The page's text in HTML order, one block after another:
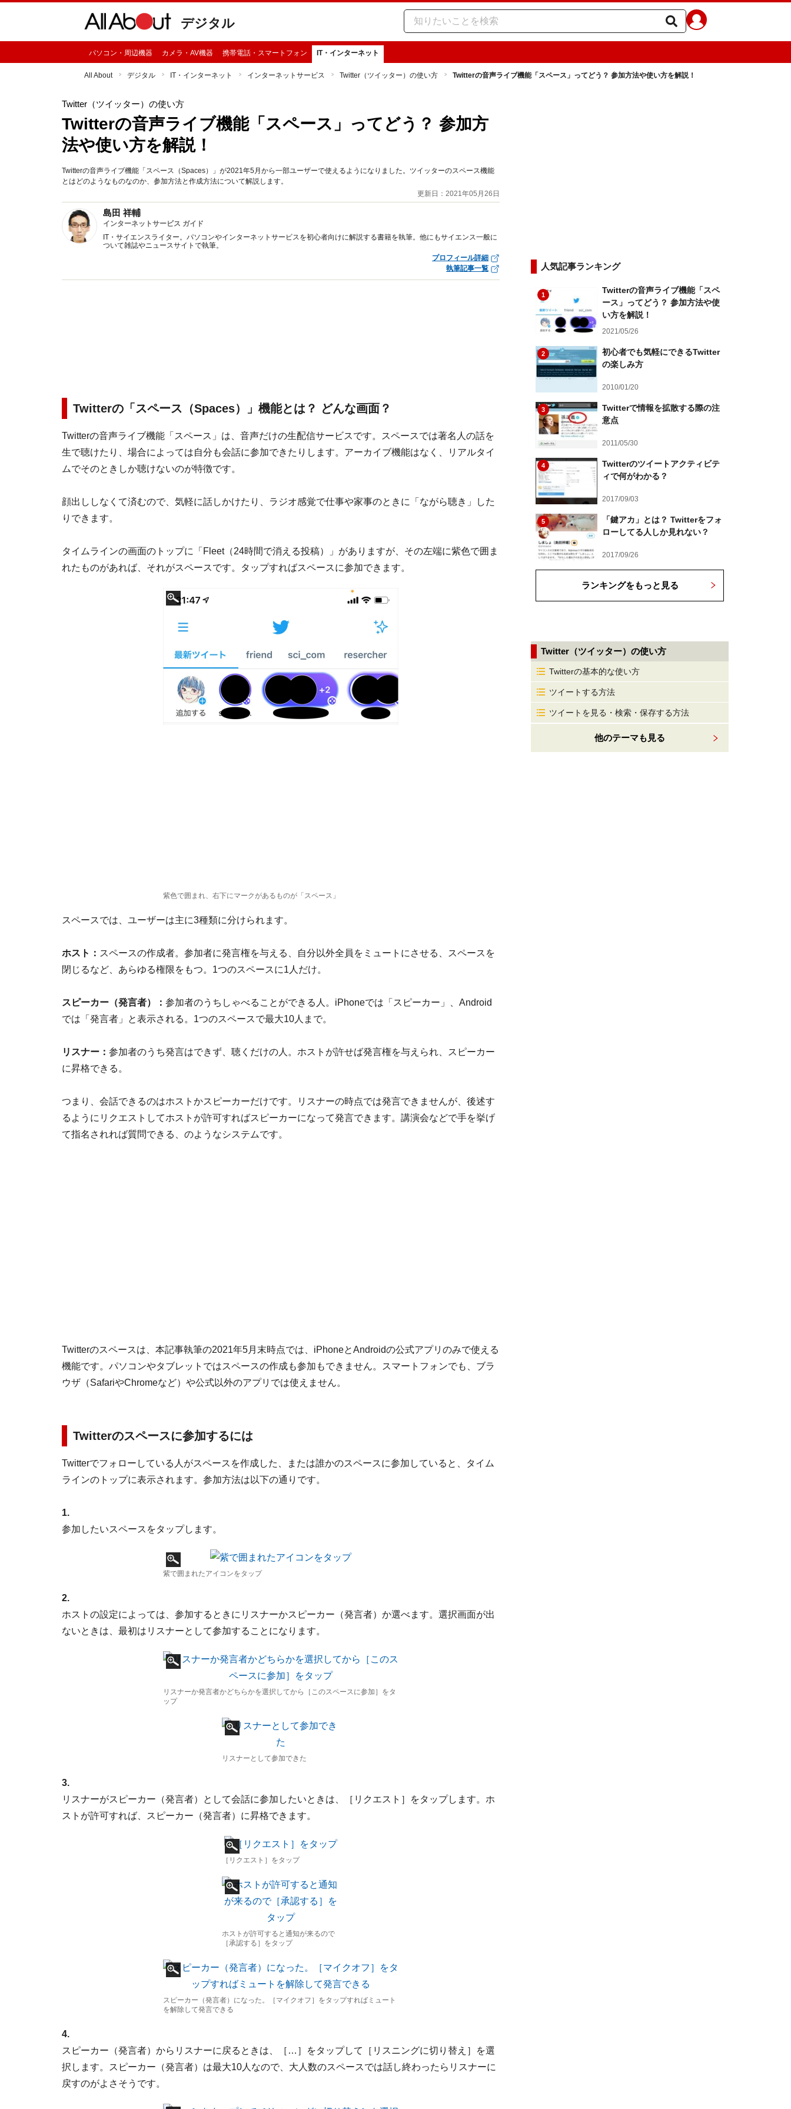
デジタル
パソコン・周辺機器 カメラ・AV機器 携帯電話・スマートフォン IT・インターネット
All About デジタル IT・インターネット インターネットサービス Twitter（ツイッター）の使い方 Twitterの音声ライブ機能「スペース」ってどう？ 参加方法や使い方を解説！
Twitter（ツイッター）の使い方
Twitterの音声ライブ機能「スペース」ってどう？ 参加方
法や使い方を解説！
Twitterの音声ライブ機能「スペース（Spaces）」が2021年5月から一部ユーザーで使えるようになりました。ツイッターのスペース機能
とはどのようなものなのか、参加方法と作成方法について解説します。
更新日：2021年05月26日
島田 祥輔
インターネットサービス ガイド
IT・サイエンスライター。パソコンやインターネットサービスを初心者向けに解説する書籍を執筆。他にもサイエンス一般に
ついて雑誌やニュースサイトで執筆。
プロフィール詳細
執筆記事一覧
Twitterの「スペース（Spaces）」機能とは？ どんな画面？
Twitterの音声ライブ機能「スペース」は、音声だけの生配信サービスです。スペースでは著名人の話を
生で聴けたり、場合によっては自分も会話に参加できたりします。アーカイブ機能はなく、リアルタイ
ムでそのときしか聴けないのが特徴です。
顔出ししなくて済むので、気軽に話しかけたり、ラジオ感覚で仕事や家事のときに「ながら聴き」した
りできます。
タイムラインの画面のトップに「Fleet（24時間で消える投稿）」がありますが、その左端に紫色で囲ま
れたものがあれば、それがスペースです。タップすればスペースに参加できます。
紫色で囲まれ、右下にマークがあるものが「スペース」
スペースでは、ユーザーは主に3種類に分けられます。
ホスト： スペースの作成者。参加者に発言権を与える、自分以外全員をミュートにさせる、スペースを
閉じるなど、あらゆる権限をもつ。1つのスペースに1人だけ。
スピーカー（発言者）： 参加者のうちしゃべることができる人。iPhoneでは「スピーカー」、Android
では「発言者」と表示される。1つのスペースで最大10人まで。
リスナー： 参加者のうち発言はできず、聴くだけの人。ホストが許せば発言権を与えられ、スピーカー
に昇格できる。
つまり、会話できるのはホストかスピーカーだけです。リスナーの時点では発言できませんが、後述す
るようにリクエストしてホストが許可すればスピーカーになって発言できます。講演会などで手を挙げ
て指名されれば質問できる、のようなシステムです。
Twitterのスペースは、本記事執筆の2021年5月末時点では、iPhoneとAndroidの公式アプリのみで使える
機能です。パソコンやタブレットではスペースの作成も参加もできません。スマートフォンでも、ブラ
ウザ（SafariやChromeなど）や公式以外のアプリでは使えません。
Twitterのスペースに参加するには
Twitterでフォローしている人がスペースを作成した、または誰かのスペースに参加していると、タイム
ラインのトップに表示されます。参加方法は以下の通りです。
1.
参加したいスペースをタップします。
紫で囲まれたアイコンをタップ
2.
ホストの設定によっては、参加するときにリスナーかスピーカー（発言者）か選べます。選択画面が出
ないときは、最初はリスナーとして参加することになります。
リスナーか発言者かどちらかを選択してから［このスペースに参加］をタ
ップ
リスナーとして参加できた
3.
リスナーがスピーカー（発言者）として会話に参加したいときは、［リクエスト］をタップします。ホ
ストが許可すれば、スピーカー（発言者）に昇格できます。
［リクエスト］をタップ
ホストが許可すると通知が来るので
［承認する］をタップ
スピーカー（発言者）になった。［マイクオフ］をタップすればミュート
を解除して発言できる
4.
スピーカー（発言者）からリスナーに戻るときは、［…］をタップして［リスニングに切り替え］を選
択します。スピーカー（発言者）は最大10人なので、大人数のスペースでは話し終わったらリスナーに
戻すのがよさそうです。
人気記事ランキング
1
Twitterの音声ライブ機能「スペ
ース」ってどう？ 参加方法や使
い方を解説！
2021/05/26
2
初心者でも気軽にできるTwitter
の楽しみ方
2010/01/20
3
Twitterで情報を拡散する際の注
意点
2011/05/30
4
Twitterのツイートアクティビテ
ィで何がわかる？
2017/09/03
5
「鍵アカ」とは？ Twitterをフォ
ローしてる人しか見れない？
2017/09/26
ランキングをもっと見る
Twitter（ツイッター）の使い方
Twitterの基本的な使い方
ツイートする方法
ツイートを見る・検索・保存する方法
他のテーマも見る